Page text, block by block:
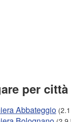
per
Abbateggio